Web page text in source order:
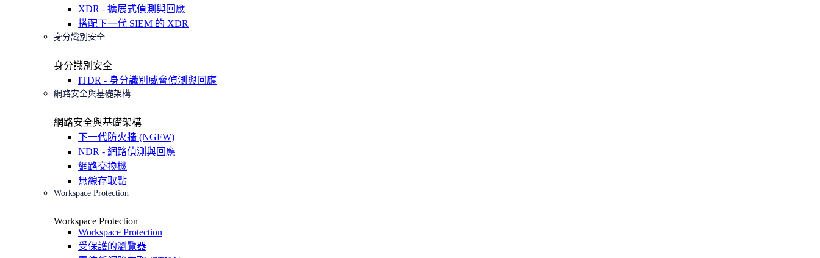
XDR - 擴展式偵測與回應
搭配下一代 SIEM 的 XDR
身分識別安全
身分識別安全
ITDR - 身分識別威脅偵測與回應
網路安全與基礎架構
網路安全與基礎架構
下一代防火牆 (NGFW)
NDR - 網路偵測與回應
網路交換機
無線存取點
Workspace Protection
Workspace Protection
Workspace Protection
受保護的瀏覽器